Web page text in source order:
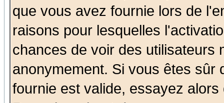
que vous avez fournie lors de
raisons pour lesquelles
chances de voir des utilisateurs
anonymement. Si vous êtes sûr
fournie est valide, essayez